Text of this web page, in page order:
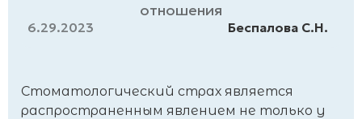
отношения
Беспалова С.Н.
6.29.2023
Стоматологический страх является
распространенным явлением не только у